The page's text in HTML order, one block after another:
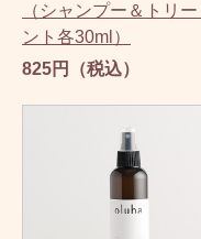
（シャンプー＆トリー
ント各30ml）
825円（税込）